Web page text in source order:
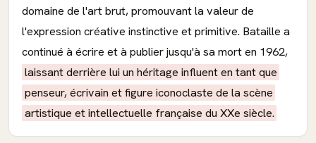
domaine de l'art brut, promouvant la valeur de
l'expression créative instinctive et primitive. Bataille a
continué à écrire et à publier jusqu'à sa mort en 1962,
laissant derrière lui un héritage influent en tant que
penseur, écrivain et figure iconoclaste de la scène
artistique et intellectuelle française du XXe siècle.